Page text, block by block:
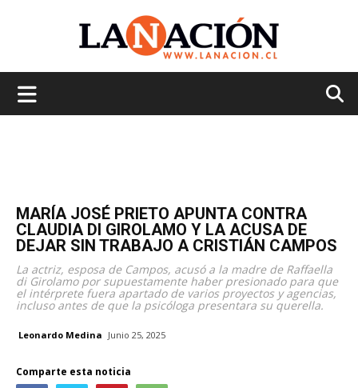
MARÍA JOSÉ PRIETO APUNTA CONTRA
CLAUDIA DI GIROLAMO Y LA ACUSA DE
DEJAR SIN TRABAJO A CRISTIÁN CAMPOS
La actriz, esposa de Campos, acusó a la madre de Raffaella
di Girolamo por supuestamente haber presionado para que
el intérprete fuera apartado de varios proyectos y agencias,
incluso antes de que la psicóloga presentara su querella.
Leonardo Medina Junio 25, 2025
Comparte esta noticia